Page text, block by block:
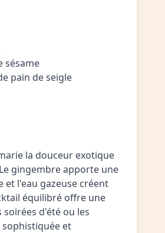
sésame
pain de seigle
la douceur exotique
gingembre apporte une
et l'eau gazeuse créent
équilibré offre une
d'été ou les
et